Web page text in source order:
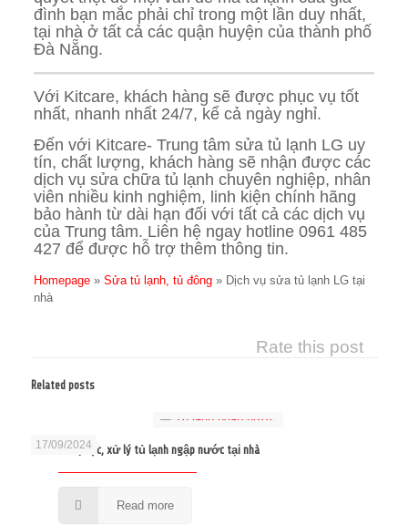
đình bạn mắc phải chỉ trong một lần duy nhất,
tại nhà ở tất cả các quận huyện của thành phố
Đà Nẵng.
Với Kitcare, khách hàng sẽ được phục vụ tốt
nhất, nhanh nhất 24/7, kể cả ngày nghỉ.
Đến với Kitcare- Trung tâm sửa tủ lạnh LG uy
tín, chất lượng, khách hàng sẽ nhận được các
dịch vụ sửa chữa tủ lạnh chuyên nghiệp, nhân
viên nhiều kinh nghiệm, linh kiện chính hãng
bảo hành từ dài hạn đối với tất cả các dịch vụ
của Trung tâm. Liên hệ ngay hotline 0961 485
427 để được hỗ trợ thêm thông tin.
Homepage »Sửa tủ lạnh, tủ đông » Dịch vụ sửa tủ lạnh LG tại
nhà
Rate this post
Related posts
17/09/2024
Cách khắc phục, xử lý tủ lạnh ngập nước tại nhà
Read more